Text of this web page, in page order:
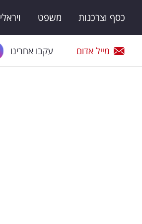
כסף וצרכנות משפט ויראלי
מייל אדום עקבו אחרינו